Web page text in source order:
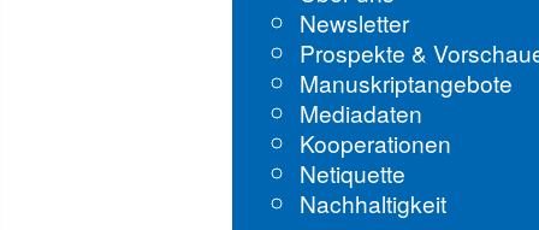
Newsletter
Prospekte &
Manuskriptangebote
Mediadaten
Kooperationen
Netiquette
Nachhaltigkeit